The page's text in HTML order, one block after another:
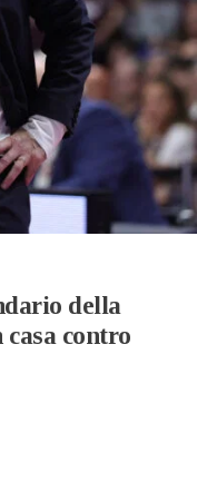
della
casa contro